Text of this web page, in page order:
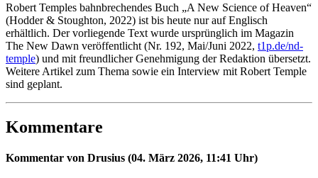
Robert Temples bahnbrechendes Buch „A New Science of Heaven“
(Hodder & Stoughton, 2022) ist bis heute nur auf Englisch
erhältlich. Der vorliegende Text wurde ursprünglich im Magazin
The New Dawn veröffentlicht (Nr. 192, Mai/Juni 2022, t1p.de/nd-
temple) und mit freundlicher Genehmigung der Redaktion übersetzt.
Weitere Artikel zum Thema sowie ein Interview mit Robert Temple
sind geplant.
Kommentare
Kommentar von Drusius (04. März 2026, 11:41 Uhr)